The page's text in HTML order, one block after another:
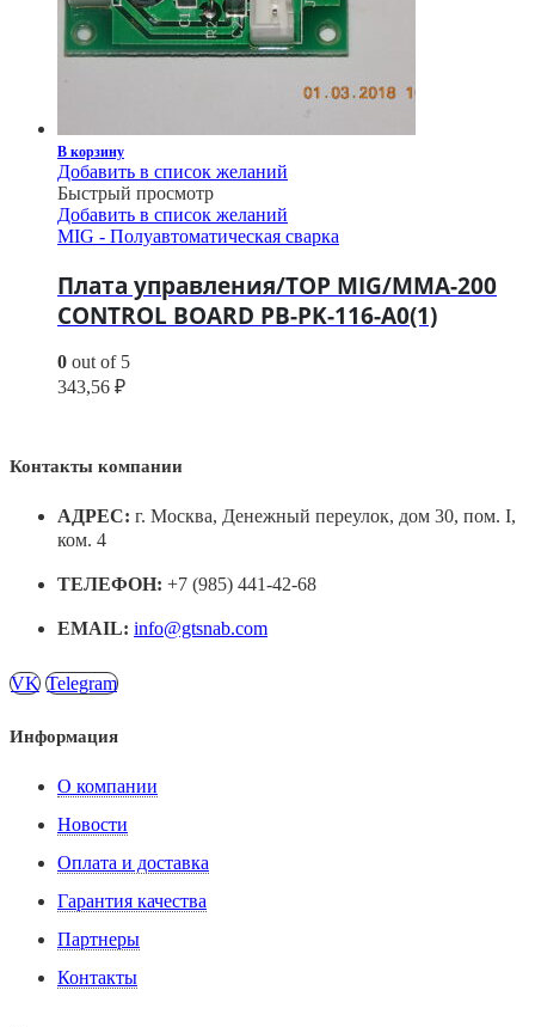
В корзину
Добавить в список желаний
Быстрый просмотр
Добавить в список желаний
MIG - Полуавтоматическая сварка
Плата управления/TOP MIG/MMA-200
CONTROL BOARD PB-PK-116-A0(1)
0 out of 5
343,56 ₽
Контакты компании
АДРЕС: г. Москва, Денежный переулок, дом 30, пом. I,
ком. 4
ТЕЛЕФОН: +7 (985) 441-42-68
EMAIL: info@gtsnab.com
VK Telegram
Информация
О компании
Новости
Оплата и доставка
Гарантия качества
Партнеры
Контакты